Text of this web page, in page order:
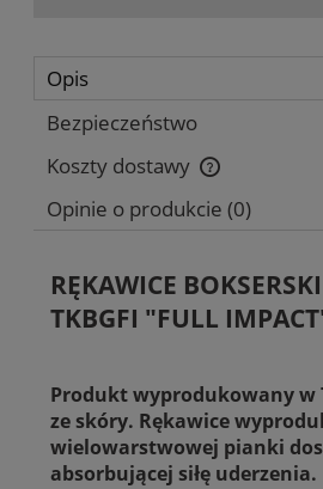
Opis
Bezpieczeństwo
Koszty dostawy
Cena nie zawiera ewentualnych
Opinie o produkcie (0)
RĘKAWICE
TKBGFI "FULL
Produkt wyprodukowany w
ze skóry. Rękawice
wielowarstwowej pianki
absorbującej siłę uderzenia.